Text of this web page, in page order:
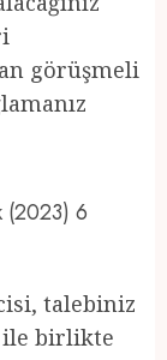
görüşmeli
(2023) 6
talebiniz
ile birlikte